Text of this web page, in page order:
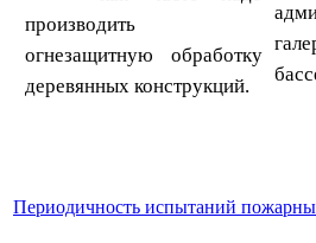
Периодичность испытаний